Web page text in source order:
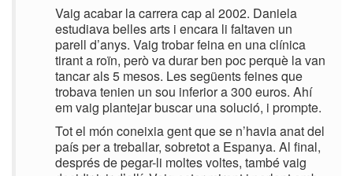
Vaig acabar la carrera cap al 2002. Daniela
estudiava belles arts i encara li faltaven un
parell d’anys. Vaig trobar feina en una clínica
tirant a roïn, però va durar ben poc perquè la van
tancar als 5 mesos. Les següents feines que
trobava tenien un sou inferior a 300 euros. Ahí
em vaig plantejar buscar una solució, i prompte.
Tot el món coneixia gent que se n’havia anat del
país per a treballar, sobretot a Espanya. Al final,
després de pegar-li moltes voltes, també vaig